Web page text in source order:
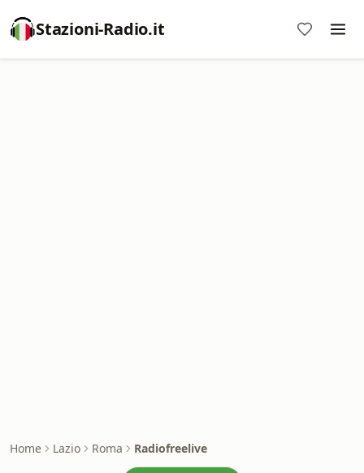
Stazioni-Radio.it
Home Lazio Roma Radiofreelive